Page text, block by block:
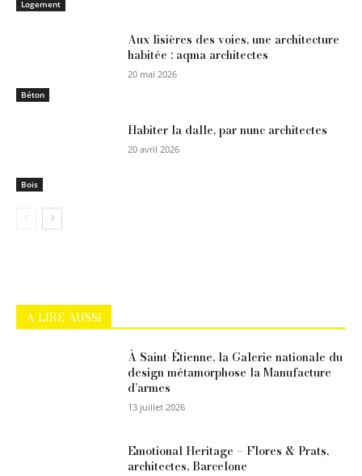
Logement
Béton
Aux lisières des voies, une architecture
habitée : aqma architectes
20 mai 2026
Bois
Habiter la dalle, par nunc architectes
20 avril 2026
A LIRE AUSSI
À Saint-Étienne, la Galerie nationale du
design métamorphose la Manufacture
d’armes
13 juillet 2026
Emotional Heritage – Flores & Prats,
architectes, Barcelone